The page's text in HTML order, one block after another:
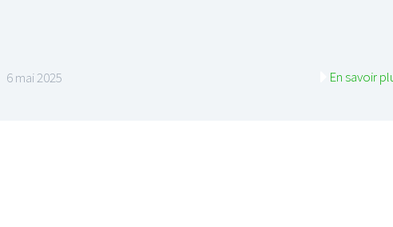
6 mai 2025 En savoir